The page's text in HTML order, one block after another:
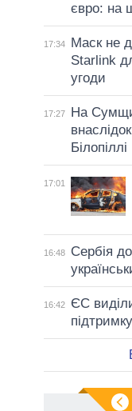
євро: на
17:34
Маск не
Starlink
угоди
17:27
На
Білопіллі
17:01
16:48
Сербія
16:42
ЄС